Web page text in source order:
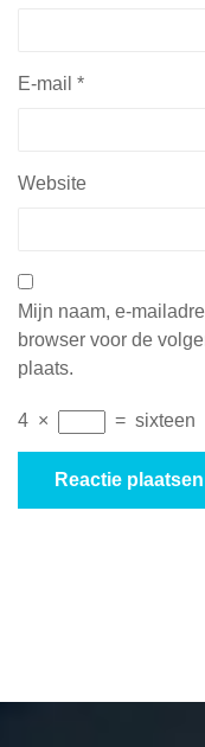
E-mail *
Website
Mijn naam, e-
browser voor de
plaats.
4 × = sixteen